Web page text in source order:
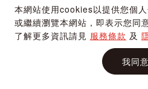
本網站使用cookies以提供您個
或繼續瀏覽本網站，即表示您同
了解更多資訊請見 服務條款 及
我同意
購物車